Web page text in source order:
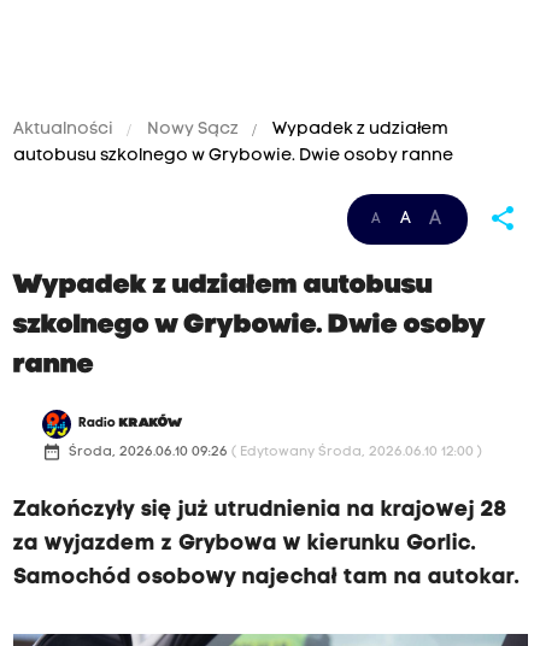
Aktualności Nowy Sącz
Wypadek z udziałem
autobusu szkolnego w Grybowie. Dwie osoby ranne
A A A share
Wypadek z udziałem autobusu
szkolnego w Grybowie. Dwie osoby
ranne
Radio KRAKÓW
date_range Środa, 2026.06.10 09:26 ( Edytowany Środa, 2026.06.10 12:00 )
Zakończyły się już utrudnienia na krajowej 28
za wyjazdem z Grybowa w kierunku Gorlic.
Samochód osobowy najechał tam na autokar.